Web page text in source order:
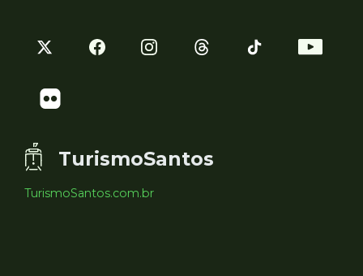
TurismoSantos
TurismoSantos.com.br